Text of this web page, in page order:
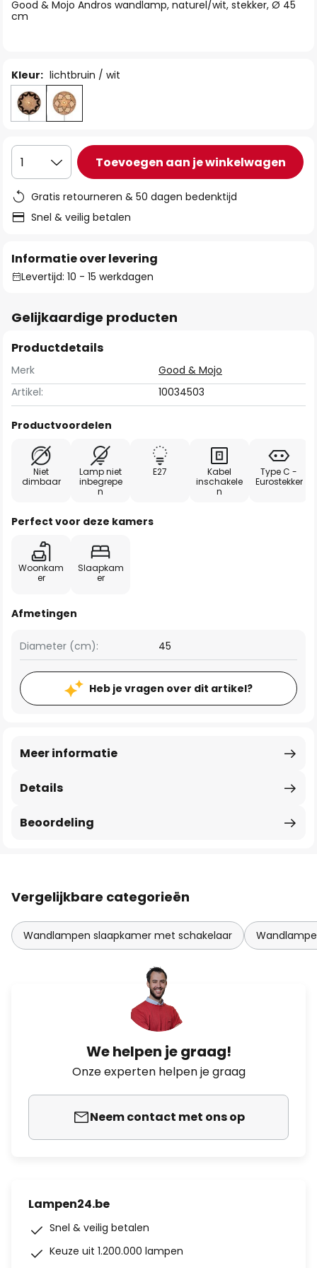
de
Good & Mojo Andros wandlamp, naturel/wit, stekker, Ø 45
cm
Kleur: lichtbruin / wit
1 Toevoegen aan je winkelwagen
Gratis retourneren & 50 dagen bedenktijd
Snel & veilig betalen
Informatie over levering
Levertijd: 10 - 15 werkdagen
Gelijkaardige producten
Productdetails
Merk
Good & Mojo
Artikel:
10034503
Productvoordelen
Niet
dimbaar
Lamp niet
inbegrepe
n
E27
Kabel
inschakele
n
Type C -
Eurostekker
Perfect voor deze kamers
Woonkam
er
Slaapkam
er
Afmetingen
Diameter (cm): 45
Heb je vragen over dit artikel?
Details
Meer informatie
Beoordeling
Vergelijkbare categorieën
Wandlampen slaapkamer met schakelaar
We helpen je graag!
Onze experten helpen je graag
Neem contact met ons op
Lampen24.be
Snel & veilig betalen
Keuze uit 1.200.000 lampen